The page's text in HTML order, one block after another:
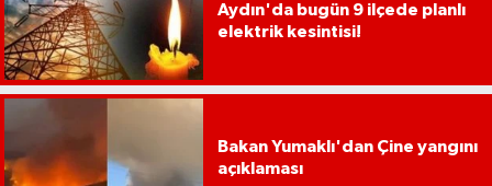
Aydın'da bugün 9 ilçede planlı
elektrik kesintisi!
Bakan Yumaklı'dan Çine yangını
açıklaması